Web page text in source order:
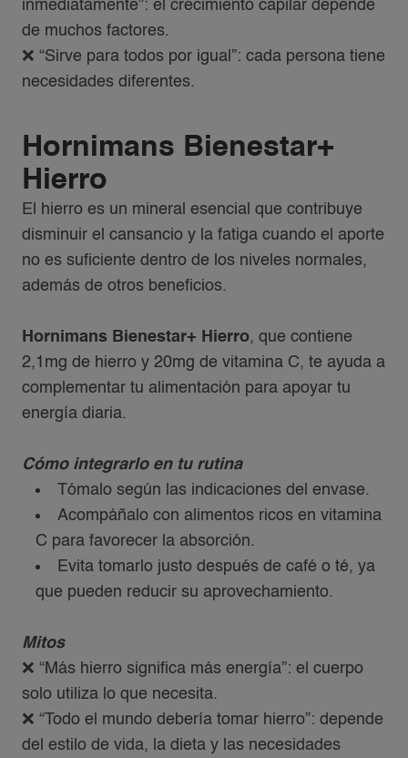
inmediatamente”: el crecimiento capilar depende
de muchos factores.​
❌ “Sirve para todos por igual”: cada persona tiene
necesidades diferentes.
Hornimans Bienestar+
Hierro
El hierro es un mineral esencial que contribuye
disminuir el cansancio y la fatiga cuando el aporte
no es suficiente dentro de los niveles normales,
además de otros beneficios.
Hornimans Bienestar+ Hierro, que contiene
2,1mg de hierro y 20mg de vitamina C, te ayuda a
complementar tu alimentación para apoyar tu
energía diaria.
Cómo integrarlo en tu rutina​
Tómalo según las indicaciones del envase.​
Acompáñalo con alimentos ricos en vitamina
C para favorecer la absorción.​
Evita tomarlo justo después de café o té, ya
que pueden reducir su aprovechamiento.​
Mitos
❌ “Más hierro significa más energía”: el cuerpo
solo utiliza lo que necesita.​
❌ “Todo el mundo debería tomar hierro”: depende
del estilo de vida, la dieta y las necesidades